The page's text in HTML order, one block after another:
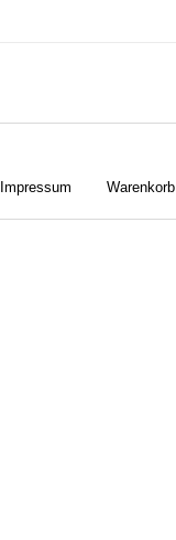
Impressum Warenkorb